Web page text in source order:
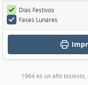
Días Festivos
Fases Lunares
1964 es un año